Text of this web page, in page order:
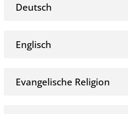
Deutsch
Englisch
Evangelische Religion